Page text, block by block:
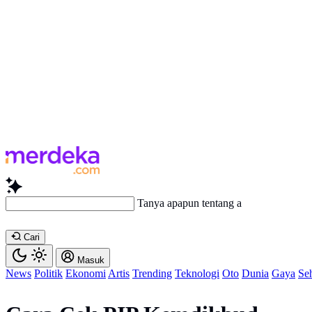
Tanya apapun tentang artikel ini
Cari
Masuk
News Politik Ekonomi Artis Trending Teknologi Oto Dunia Gaya